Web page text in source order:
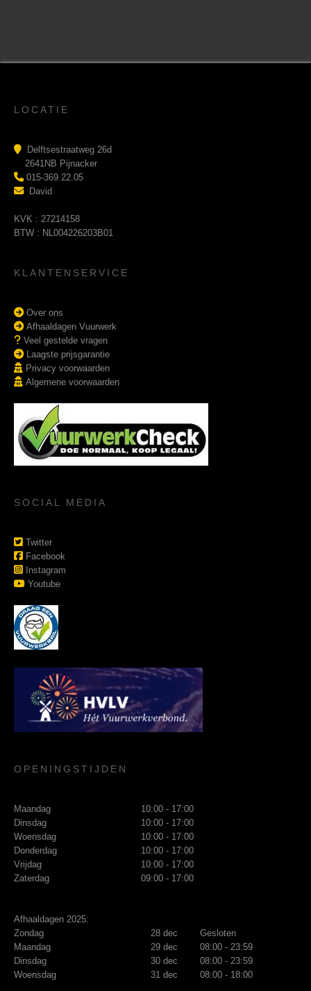
LOCATIE
Delftsestraatweg 26d
2641NB Pijnacker
015-369.22.05
David
KVK : 27214158
BTW : NL004226203B01
KLANTENSERVICE
Over ons
Afhaaldagen Vuurwerk
Veel gestelde vragen
Laagste prijsgarantie
Privacy voorwaarden
Algemene voorwaarden
SOCIAL MEDIA
Twitter
Facebook
Instagram
Youtube
OPENINGSTIJDEN
Maandag
10:00 - 17:00
Dinsdag
10:00 - 17:00
Woensdag
10:00 - 17:00
Donderdag
10:00 - 17:00
Vrijdag
10:00 - 17:00
Zaterdag
09:00 - 17:00
Afhaaldagen 2025:
Zondag
28 dec
Gesloten
Maandag
29 dec
08:00 - 23:59
Dinsdag
30 dec
08:00 - 23:59
Woensdag
31 dec 08:00 - 18:00